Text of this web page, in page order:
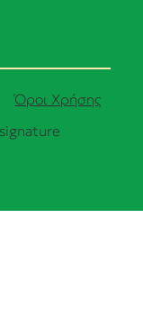
Όροι Χρήσης